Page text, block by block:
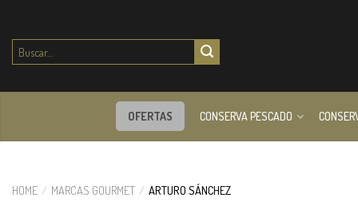
Buscar
por:
OFERTAS CONSERVA PESCADO
HOME / MARCAS GOURMET / ARTURO SÁNCHEZ